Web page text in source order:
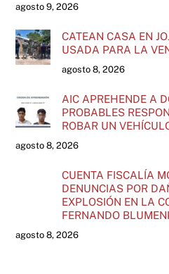
agosto 9, 2026
CATEAN CASA EN
USADA PARA LA
agosto 8, 2026
AIC APREHENDE A
PROBABLES
ROBAR UN
agosto 8, 2026
CUENTA FISCALÍA
DENUNCIAS POR
EXPLOSIÓN EN LA
FERNANDO
agosto 8, 2026